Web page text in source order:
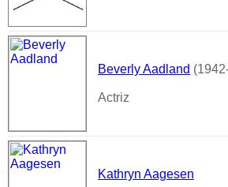
Beverly Aadland
Actriz
Kathryn Aagesen